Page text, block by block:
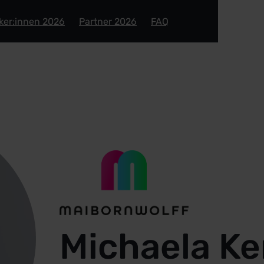
2026 Partner 2026 FAQ
Michaela